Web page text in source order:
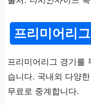
프리미어리
프리미어리그 경기를
습니다. 국내외 다양
무료로 중계합니다.